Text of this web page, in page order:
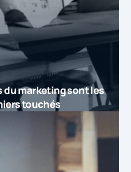
du marketing sont les
touchés